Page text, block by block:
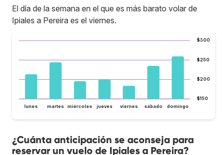
El día de la semana en el que es más barato volar de
Ipiales a Pereira es el viernes.
$150
$200
$250
$300
lunes martes miércoles jueves viernes sábado domingo
¿Cuánta anticipación se aconseja para
reservar un vuelo de Ipiales a Pereira?